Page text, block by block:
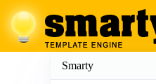
Smarty